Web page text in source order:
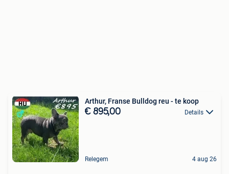
Arthur, Franse Bulldog reu - te koop
€ 895,00 Details
Relegem 4 aug 26